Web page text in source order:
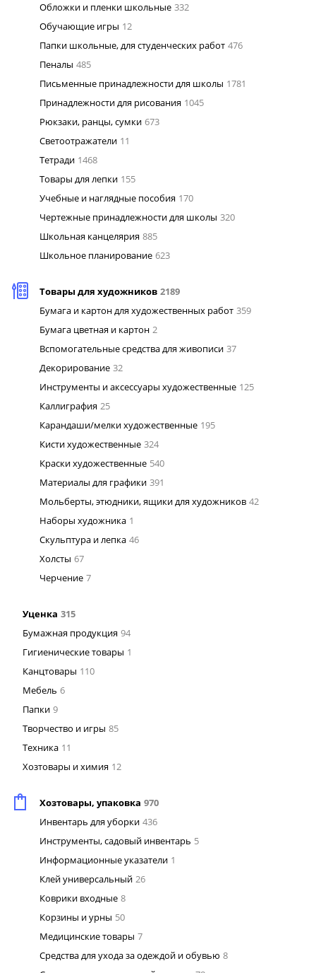
Обложки и пленки школьные 332
Обучающие игры 12
Папки школьные, для студенческих работ 476
Пеналы 485
Письменные принадлежности для школы 1781
Принадлежности для рисования 1045
Рюкзаки, ранцы, сумки 673
Светоотражатели 11
Тетради 1468
Товары для лепки 155
Учебные и наглядные пособия 170
Чертежные принадлежности для школы 320
Школьная канцелярия 885
Школьное планирование 623
Товары для художников 2189
Бумага и картон для художественных работ 359
Бумага цветная и картон 2
Вспомогательные средства для живописи 37
Декорирование 32
Инструменты и аксессуары художественные 125
Каллиграфия 25
Карандаши/мелки художественные 195
Кисти художественные 324
Краски художественные 540
Материалы для графики 391
Мольберты, этюдники, ящики для художников 42
Наборы художника 1
Скульптура и лепка 46
Холсты 67
Черчение 7
Уценка 315
Бумажная продукция 94
Гигиенические товары 1
Канцтовары 110
Мебель 6
Папки 9
Творчество и игры 85
Техника 11
Хозтовары и химия 12
Хозтовары, упаковка 970
Инвентарь для уборки 436
Инструменты, садовый инвентарь 5
Информационные указатели 1
Клей универсальный 26
Коврики входные 8
Корзины и урны 50
Медицинские товары 7
Средства для ухода за одеждой и обувью 8